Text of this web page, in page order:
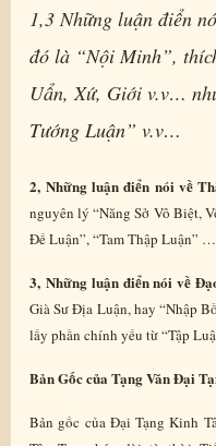
1,3 Những luận điển
đó là “Nội Minh”,
Uẩn, Xứ, Giới v.v…
Tướng Luận” v.v…
2, Những luận điển nói về
nguyên lý “Năng Sở Vô Biệt,
Đế Luận”, “Tam Thập Luận”
3, Những luận điển nói về
Già Sư Địa Luận, hay “Nhập
lấy phần chính yếu từ “Tập
Bản Gốc của Tạng Văn Đại
Bản gốc của Đại Tạng Kinh